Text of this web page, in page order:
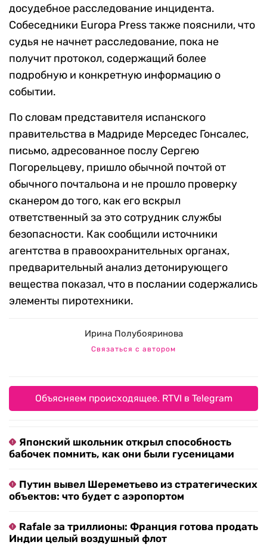
досудебное расследование инцидента.
Собеседники Europa Press также пояснили, что
судья не начнет расследование, пока не
получит протокол, содержащий более
подробную и конкретную информацию о
событии.
По словам представителя испанского
правительства в Мадриде Мерседес Гонсалес,
письмо, адресованное послу Сергею
Погорельцеву, пришло обычной почтой от
обычного почтальона и не прошло проверку
сканером до того, как его вскрыл
ответственный за это сотрудник службы
безопасности. Как сообщили источники
агентства в правоохранительных органах,
предварительный анализ детонирующего
вещества показал, что в послании содержались
элементы пиротехники.
Ирина Полубояринова
Связаться с автором
Объясняем происходящее. RTVI в Telegram
Японский школьник открыл способность
бабочек помнить, как они были гусеницами
Путин вывел Шереметьево из стратегических
объектов: что будет с аэропортом
Rafale за триллионы: Франция готова продать
Индии целый воздушный флот